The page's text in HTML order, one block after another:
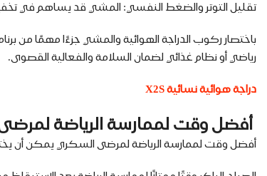
تقليل التوتر والضغط النفسي: المشي قد يساهم في
باختصار ركوب الدراجة الهوائية والمشي جزءًا مهمًا من
رياضي أو نظام غذائي لضمان السلامة والفعالية القصوى.
دراجة هوائية نسائية X2S
أفضل وقت لممارسة الرياضة
أفضل وقت لممارسة الرياضة لمرضى السكري يمكن أن